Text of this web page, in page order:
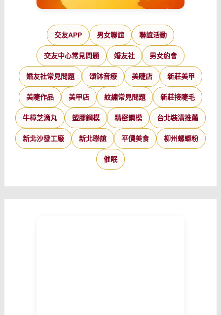
交友APP 男女聯誼 聯誼活動
交友中心常見問題 婚友社 男女約會
婚友社常見問題 頌缽音療 美睫店 新莊美甲
美睫作品 美甲店 紋繡常見問題 新莊接睫毛
牛樟芝滴丸 塑膠鋼模 精密鋼模 台北裝潢推薦
新北沙發工廠 新北聯誼 平價美食 柳州螺螄粉
催眠